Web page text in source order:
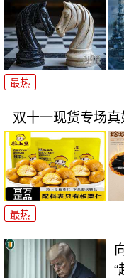
最热
双十一现货专场真
最热
“